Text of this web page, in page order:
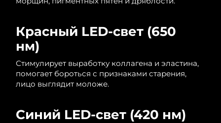
Красный LED-свет (650
нм)
Стимулирует выработку коллагена и эластина,
помогает бороться с признаками старения,
лицо выглядит моложе.
Синий LED-свет (420 нм)
Литва
Ожидаемая дата доставки
Люксембург
Ожидаемая дата доставки
8/10/26